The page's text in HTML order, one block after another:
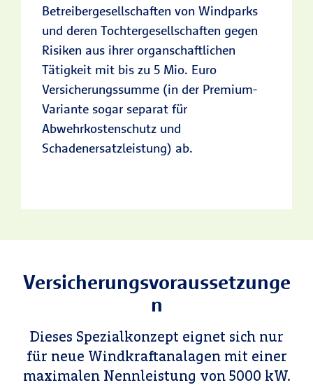
Betreibergesellschaften von Windparks
und deren Tochtergesellschaften gegen
Risiken aus ihrer organschaftlichen
Tätigkeit mit bis zu 5 Mio. Euro
Versicherungssumme (in der Premium-
Variante sogar separat für
Abwehrkostenschutz und
Schadenersatzleistung) ab.
Versicherungsvoraussetzunge
n
Dieses Spezialkonzept eignet sich nur
für neue Windkraftanalagen mit einer
maximalen Nennleistung von 5000 kW.